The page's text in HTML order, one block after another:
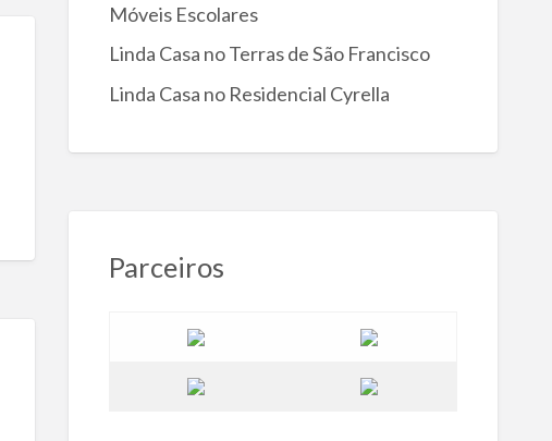
Móveis Escolares
Linda Casa no Terras de São Francisco
Linda Casa no Residencial Cyrella
Parceiros